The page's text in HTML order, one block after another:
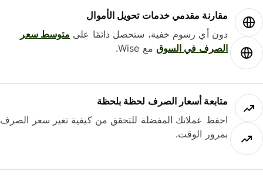
مقارنة مقدمي خدمات تحويل الأموال
دون أي رسوم خفية، ستحصل دائمًا علىمتوسط ​​سعر
الصرف في السوقمع Wise.
متابعة أسعار الصرف لحظة بلحظة
احفظ عملاتك المفضلة للتحقق من كيفية تغير سعر الصرف
بمرور الوقت.